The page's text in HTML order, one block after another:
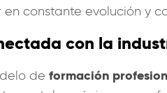
en constante evolución y
con la
de formación